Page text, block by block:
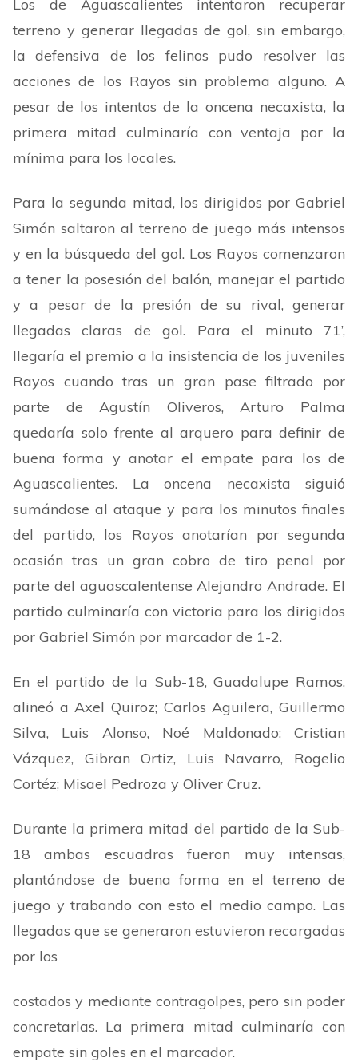
Los de Aguascalientes intentaron recuperar
terreno y generar llegadas de gol, sin embargo,
la defensiva de los felinos pudo resolver las
acciones de los Rayos sin problema alguno. A
pesar de los intentos de la oncena necaxista, la
primera mitad culminaría con ventaja por la
mínima para los locales.
Para la segunda mitad, los dirigidos por Gabriel
Simón saltaron al terreno de juego más intensos
y en la búsqueda del gol. Los Rayos comenzaron
a tener la posesión del balón, manejar el partido
y a pesar de la presión de su rival, generar
llegadas claras de gol. Para el minuto 71’,
llegaría el premio a la insistencia de los juveniles
Rayos cuando tras un gran pase filtrado por
parte de Agustín Oliveros, Arturo Palma
quedaría solo frente al arquero para definir de
buena forma y anotar el empate para los de
Aguascalientes. La oncena necaxista siguió
sumándose al ataque y para los minutos finales
del partido, los Rayos anotarían por segunda
ocasión tras un gran cobro de tiro penal por
parte del aguascalentense Alejandro Andrade. El
partido culminaría con victoria para los dirigidos
por Gabriel Simón por marcador de 1-2.
En el partido de la Sub-18, Guadalupe Ramos,
alineó a Axel Quiroz; Carlos Aguilera, Guillermo
Silva, Luis Alonso, Noé Maldonado; Cristian
Vázquez, Gibran Ortiz, Luis Navarro, Rogelio
Cortéz; Misael Pedroza y Oliver Cruz.
Durante la primera mitad del partido de la Sub-
18 ambas escuadras fueron muy intensas,
plantándose de buena forma en el terreno de
juego y trabando con esto el medio campo. Las
llegadas que se generaron estuvieron recargadas
por los
costados y mediante contragolpes, pero sin poder
concretarlas. La primera mitad culminaría con
empate sin goles en el marcador.